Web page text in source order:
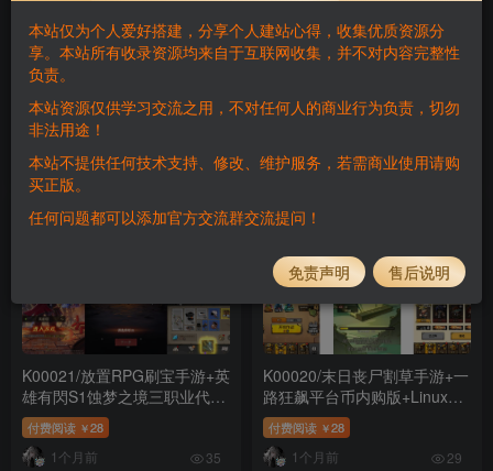
K00023/末日经营生存手游+疯
狂水世界代金券内购S5赛季版
+Linux手工服务端+加解密工
+PC安卓苹果+详细搭建教程
+教程演示
付费阅读 ￥ 28
1个月前 39
吧龙骑士内购版+Linux手工服
+视频教程
1个月前 20
K00021/放置RPG刷宝手游+英
雄有閃S1蚀梦之境三职业代金
券内购修复版+Linux手工服务
端+管理后台+CDK授权后台
+安卓苹果双端+详细搭建教程
付费阅读 ￥28
1个月前 35
K00020/末日丧尸割草手游+一
路狂飙平台币内购版+Linux手
工服务端+管理后台+代理后台
+商城后台+安卓苹果双端+详
细搭建教程+教程演示
付费阅读 ￥28
1个月前 29
本站仅为个人爱好搭建，分享个人建站心得，收集优质资源分
享。本站所有收录资源均来自于互联网收集，并不对内容完整性
负责。
本站资源仅供学习交流之用，不对任何人的商业行为负责，切勿
非法用途！
本站不提供任何技术支持、修改、维护服务，若需商业使用请购
买正版。
任何问题都可以添加官方交流群交流提问！
免责声明 售后说明